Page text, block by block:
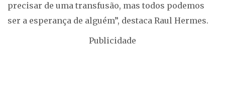
precisar de uma transfusão, mas todos podemos
ser a esperança de alguém”, destaca Raul Hermes.
Publicidade